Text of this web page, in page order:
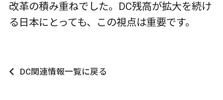
改革の積み重ねでした。 DC残高が拡大を続け
る日本にとっても、この視点は重要です。
DC関連情報一覧に戻る